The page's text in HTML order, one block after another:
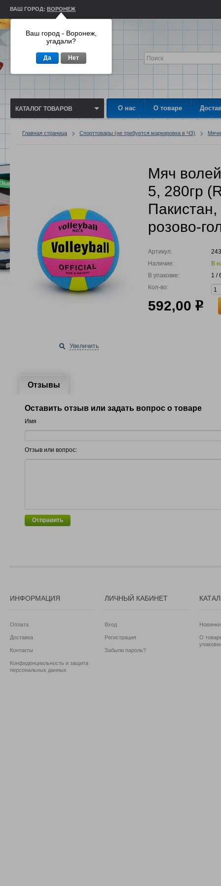
ВАШ ГОРОД: ВОРОНЕЖ
КАТАЛОГ ТОВАРОВ О нас О товаре
Главная страница Спорттовары (не требуется маркировка в ЧЗ) Мячи
Увеличить
Мяч
5, 280гр
розово-
Артикул:
Наличие:
В
В упаковке:
1 /
Кол-во:
592,00 р
Отзывы
Оставить отзыв или задать вопрос о товаре
Имя
Отзыв или вопрос:
Отправить
ИНФОРМАЦИЯ
Оплата
Доставка
Контакты
Конфиденциальность и защита
персональных данных
ЛИЧНЫЙ КАБИНЕТ
Вход
Регистрация
Забыли пароль?
Новинки
О
Ваш город - Воронеж,
угадали?
Да Нет